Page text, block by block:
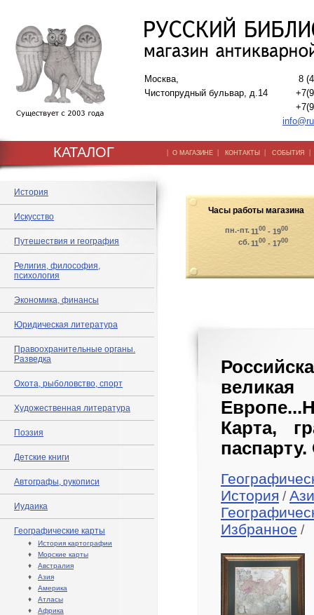
Москва,
Чистопрудный бульвар, д.14
8
КАТАЛОГ | О МАГАЗИНЕ | КОНТАКТЫ | СОБЫТИЯ
История
Искусство
Путешествия и география
Религия, философия,
психология
Экономика, финансы
Юридическая литература
Правоохранительные органы.
Разведка
Охота, рыболовство, спорт
Художественная литература
Поэзия
Детские книги
Автографы, рукописи
Иудаика
Географические карты
♦ История картографии
♦ Морские карты
♦ Австралия
♦ Азия
♦ Америка
♦ Атласы
♦ Африка
Часы работы магазина
пн.-пт.1100 - 1900
сб.1100 - 1700
Карта,
История /
Избранное /